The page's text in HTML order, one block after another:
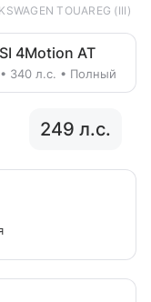
TOUAREG (III)
4Motion AT
340 л.с. • Полный
249 л.с.